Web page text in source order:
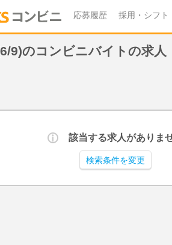
応募履歴 採用・シフト
9)のコンビニバイトの求人
該当する求人がありま
検索条件を変更